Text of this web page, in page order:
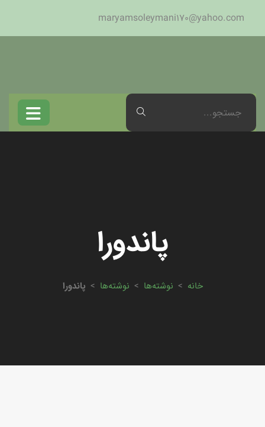
maryamsoleymani170@yahoo.com
پاندورا
خانه > نوشته‌ها > نوشته‌ها > پاندورا